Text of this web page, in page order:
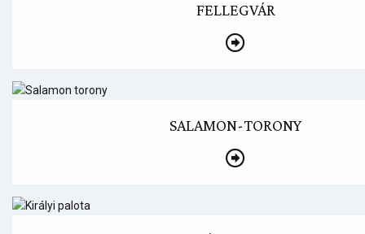
FELLEGVÁR
SALAMON-TORONY